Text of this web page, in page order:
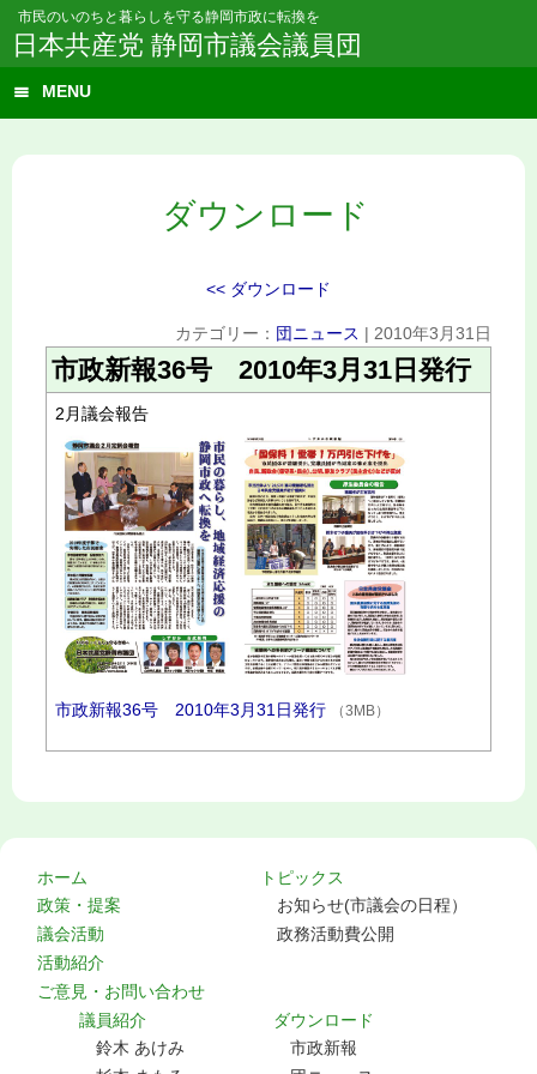
市民のいのちと暮らしを守る静岡市政に転換を
日本共産党 静岡市議会議員団
MENU
ダウンロード
<< ダウンロード
カテゴリー： 団ニュース | 2010年3月31日
市政新報36号 2010年3月31日発行
2月議会報告
市政新報36号 2010年3月31日発行 （3MB）
ホーム
政策・提案
議会活動
活動紹介
ご意見・お問い合わせ
トピックス
お知らせ(市議会の日程）
政務活動費公開
議員紹介
鈴木 あけみ
ダウンロード
市政新報